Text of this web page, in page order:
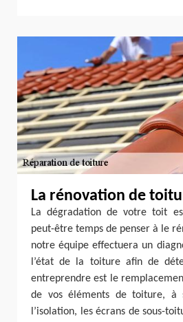
La rénovation de
La dégradation de votre toit
peut-être temps de penser à le
notre équipe effectuera un
l’état de la toiture afin de
entreprendre est le
de vos éléments de toiture, à
l’isolation, les écrans de sous-